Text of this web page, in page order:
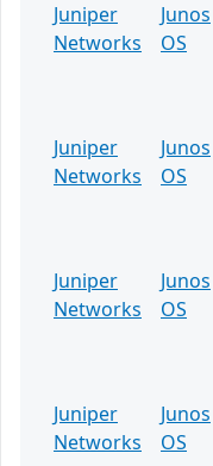
Juniper
Networks
Junos
OS
Juniper
Networks
Junos
OS
Juniper
Networks
Junos
OS
Juniper
Networks
Junos
OS